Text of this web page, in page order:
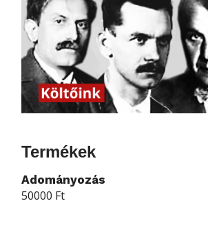
Termékek
Adományozás
50000 Ft